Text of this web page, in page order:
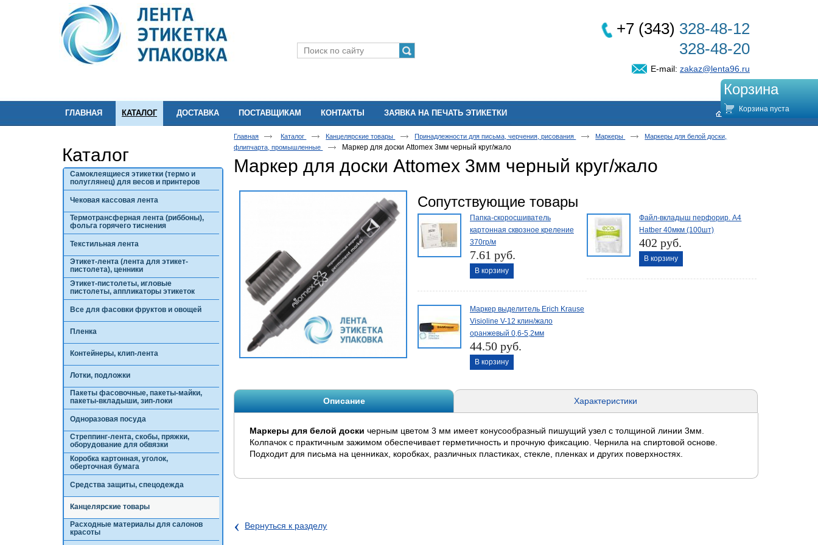
+7 (343) 328-48-12
328-48-20
E-mail: zakaz@lenta96.ru
ГЛАВНАЯ КАТАЛОГ ДОСТАВКА ПОСТАВЩИКАМ КОНТАКТЫ ЗАЯВКА НА ПЕЧАТЬ ЭТИКЕТКИ
Каталог
Самоклеящиеся этикетки (термо и
полуглянец) для весов и принтеров
Чековая кассовая лента
Термотрансферная лента (риббоны),
фольга горячего тиснения
Текстильная лента
Этикет-лента (лента для этикет-
пистолета), ценники
Этикет-пистолеты, игловые
пистолеты, аппликаторы этикеток
Все для фасовки фруктов и овощей
Пленка
Контейнеры, клип-лента
Лотки, подложки
Пакеты фасовочные, пакеты-майки,
пакеты-вкладыши, зип-локи
Одноразовая посуда
Стреппинг-лента, скобы, пряжки,
оборудование для обвязки
Коробка картонная, уголок,
оберточная бумага
Средства защиты, спецодежда
Канцелярские товары
Расходные материалы для салонов
красоты
Корзина
Корзина пуста
Главная Каталог Канцелярские товары Принадлежности для письма, черчения, рисования Маркеры
Маркеры для белой доски,
флипчарта, промышленные
Маркер для доски Attomex 3мм черный круг/жало
Маркер для доски Attomex 3мм черный круг/жало
Сопутствующие товары
Папка-скоросшиватель
картонная сквозное креление
370гр/м
7.61 руб.
В корзину
Файл-вкладыш перфорир. А4
Hatber 40мкм (100шт)
402 руб.
В корзину
Маркер выделитель Erich Krause
Visioline V-12 клин/жало
оранжевый 0,6-5,2мм
44.50 руб.
В корзину
Описание Характеристики
Маркеры для белой доски черным цветом 3 мм имеет конусообразный пишущий узел с толщиной линии 3мм.
Колпачок с практичным зажимом обеспечивает герметичность и прочную фиксацию. Чернила на спиртовой основе.
Подходит для письма на ценниках, коробках, различных пластиках, стекле, пленках и других поверхностях.
‹ Вернуться к разделу